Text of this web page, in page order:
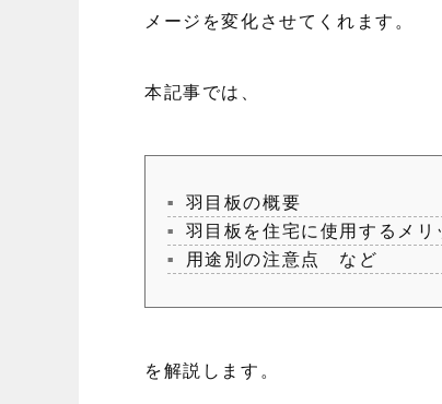
メージを変化させてくれます。
本記事では、
羽目板の概要
羽目板を住宅に使用するメリ
用途別の注意点 など
を解説します。